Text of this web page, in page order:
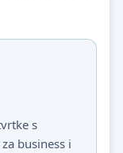
s
business i